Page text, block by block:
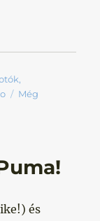
,
Még
és